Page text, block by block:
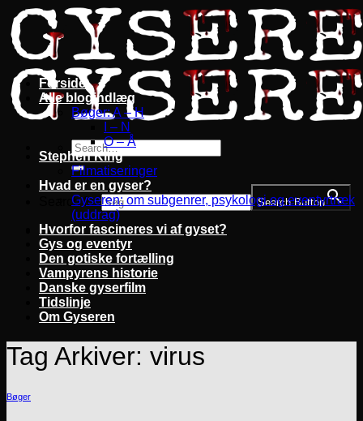
Fortsæt
til
indhold
Search for: Search Button
Forside
Alle blogindlæg
Bøger: A – H
I – N
O – Å
Stephen King
Filmatiseringer
Hvad er en gyser?
Gyseren: om subgenrer, psykologi og eventyrtræk
(uddrag)
Hvorfor fascineres vi af gyset?
Gys og eventyr
Den gotiske fortælling
Vampyrens historie
Danske gyserfilm
Tidslinje
Om Gyseren
Tag Arkiver: virus
Bøger